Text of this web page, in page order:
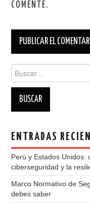
COMENTE.
ENTRADAS
Perú y Estados Unidos:
ciberseguridad y la
Marco Normativo de
debes saber